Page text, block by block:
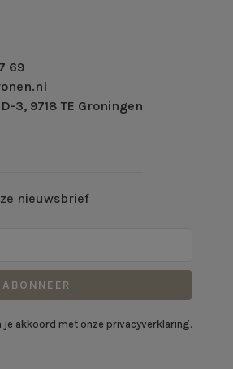
69
3, 9718 TE Groningen
nieuwsbrief
ABONNEER
je akkoord met onze privacyverklaring.